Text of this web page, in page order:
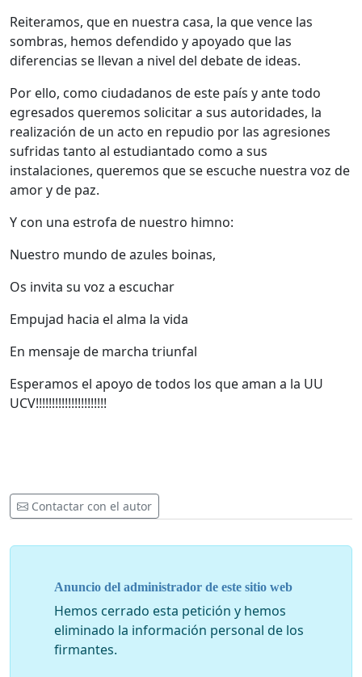
Reiteramos, que en nuestra casa, la que vence las
sombras, hemos defendido y apoyado que las
diferencias se llevan a nivel del debate de ideas.
Por ello, como ciudadanos de este país y ante todo
egresados queremos solicitar a sus autoridades, la
realización de un acto en repudio por las agresiones
sufridas tanto al estudiantado como a sus
instalaciones, queremos que se escuche nuestra voz de
amor y de paz.
Y con una estrofa de nuestro himno:
Nuestro mundo de azules boinas,
Os invita su voz a escuchar
Empujad hacia el alma la vida
En mensaje de marcha triunfal
Esperamos el apoyo de todos los que aman a la UU
UCV!!!!!!!!!!!!!!!!!!!!!!
Contactar con el autor
Anuncio del administrador de este sitio web
Hemos cerrado esta petición y hemos
eliminado la información personal de los
firmantes.